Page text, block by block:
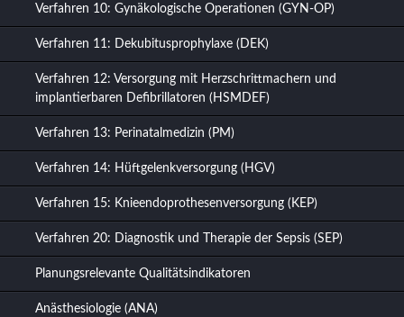
Verfahren 10: Gynäkologische Operationen (GYN-OP)
Verfahren 11: Dekubitusprophylaxe (DEK)
Verfahren 12: Versorgung mit Herzschrittmachern und
implantierbaren Defibrillatoren (HSMDEF)
Verfahren 13: Perinatalmedizin (PM)
Verfahren 14: Hüftgelenkversorgung (HGV)
Verfahren 15: Knieendoprothesenversorgung (KEP)
Verfahren 20: Diagnostik und Therapie der Sepsis (SEP)
Planungsrelevante Qualitätsindikatoren
Anästhesiologie (ANA)